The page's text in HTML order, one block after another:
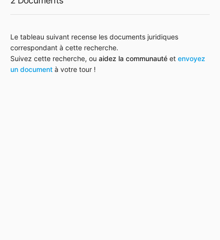
Le tableau suivant recense les documents juridiques
correspondant à cette recherche.
Suivez cette recherche, ou aidez la communauté et envoyez
un document à votre tour !